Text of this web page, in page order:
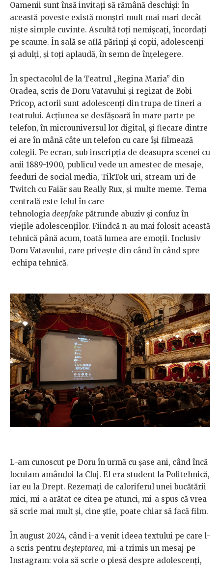
Oamenii sunt însă invitați să rămână deschiși: în
această poveste există monștri mult mai mari decât
niște simple cuvinte. Ascultă toți nemișcați, încordați
pe scaune. În sală se află părinți și copii, adolescenți
și adulți, și toți aplaudă, în semn de înțelegere.
În spectacolul de la Teatrul „Regina Maria” din
Oradea, scris de Doru Vatavului și regizat de Bobi
Pricop, actorii sunt adolescenți din trupa de tineri a
teatrului. Acțiunea se desfășoară în mare parte pe
telefon, în microuniversul lor digital, și fiecare dintre
ei are în mână câte un telefon cu care își filmează
colegii. Pe ecran, sub inscripția de deasupra scenei cu
anii 1889-1900, publicul vede un amestec de mesaje,
feeduri de social media, TikTok-uri, stream-uri de
Twitch cu Faiăr sau Really Rux, și multe meme. Tema
centrală este felul în care
tehnologia deepfake pătrunde abuziv și confuz în
viețile adolescenților. Fiindcă n-au mai folosit această
tehnică până acum, toată lumea are emoții. Inclusiv
Doru Vatavului, care privește din când în când spre
echipa tehnică.
L-am cunoscut pe Doru în urmă cu șase ani, când încă
locuiam amândoi la Cluj. El era student la Politehnică,
iar eu la Drept. Rezemați de caloriferul unei bucătării
mici, mi-a arătat ce citea pe atunci, mi-a spus că vrea
să scrie mai mult și, cine știe, poate chiar să facă film.
În august 2024, când i-a venit ideea textului pe care l-
a scris pentru deșteptarea, mi-a trimis un mesaj pe
Instagram: voia să scrie o piesă despre adolescenți,